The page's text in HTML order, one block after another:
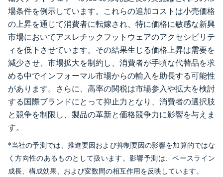
場条件を例示しています。これらの追加コストは小売価格
の上昇を通じて消費者に転嫁され、特に価格に敏感な新興
市場においてアスレチックフットウェアのアクセシビリテ
ィを低下させています。その結果生じる価格上昇は需要を
減少させ、市場拡大を制約し、消費者が手頃な代替品を求
める中でインフォーマル市場からの輸入を助長する可能性
があります。さらに、高率の関税は市場参入や拡大を検討
する国際ブランドにとって抑止力となり、消費者の選択肢
と競争を制限し、製品の革新と価格競争力に影響を与えま
す。
*当社の予測では、推進要因および抑制要因の影響を加算的ではな
く方向性のあるものとして扱います。影響予測は、ベースライン
成長、構成効果、および変数間の相互作用を反映しています。